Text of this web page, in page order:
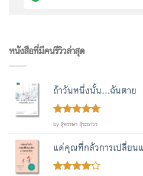
หนังสือที่มีคนรีวิวล่าสุด
ถ้าวันหนึ่งนั้น...ฉันตาย
Rated 5out
by สุพรรษา สุระถาวร
แด่คุณที่กลัวการเปลี่ยน